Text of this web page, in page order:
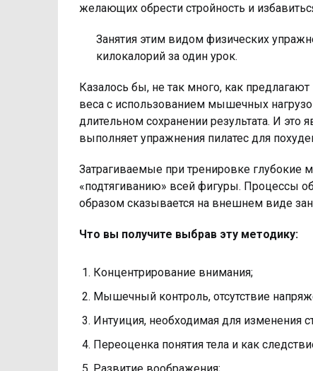
желающих обрести стройность и
Занятия этим видом физических
килокалорий за один урок.
Казалось бы, не так много, как
веса с использованием мышечных
длительном сохранении результата. И это
выполняет упражнения пилатес для
Затрагиваемые при тренировке глубокие
«подтягиванию» всей фигуры. Процессы
образом сказывается на внешнем виде
Что вы получите выбрав эту методику:
Концентрирование внимания;
Мышечный контроль, отсутствие
Интуиция, необходимая для изменения
Переоценка понятия тела и как